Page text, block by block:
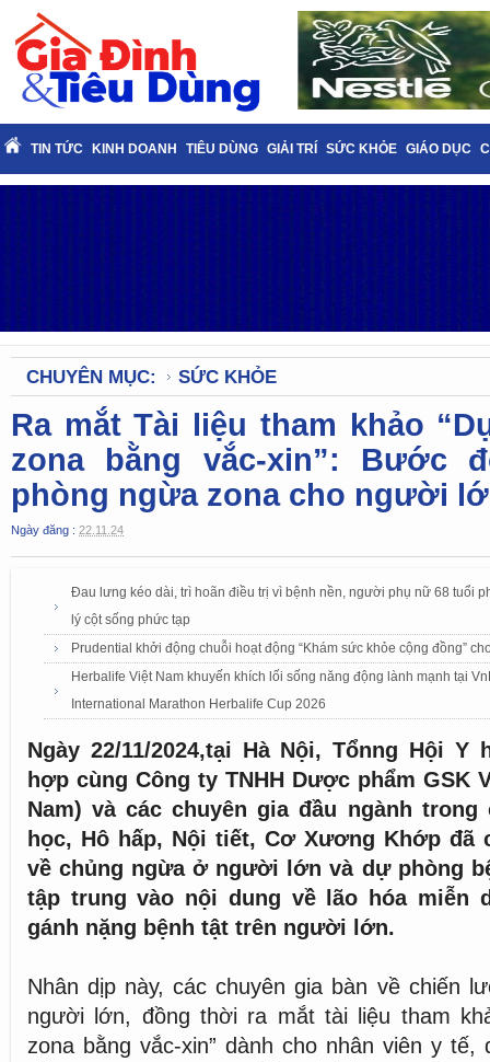
TIN TỨC KINH DOANH TIÊU DÙNG GIẢI TRÍ SỨC KHỎE GIÁO DỤC
CHUYÊN MỤC: SỨC KHỎE
Ra mắt Tài liệu tham khảo
zona bằng vắc-xin”: Bước
phòng ngừa zona cho người
Ngày đăng : 22.11.24
Đau lưng kéo dài, trì hoãn điều trị vì bệnh nền, người phụ nữ 68 tuổi
lý cột sống phức tạp
Prudential khởi động chuỗi hoạt động “Khám sức khỏe cộng đồng”
Herbalife Việt Nam khuyến khích lối sống năng động lành mạnh tại
International Marathon Herbalife Cup 2026
Ngày 22/11/2024,tại Hà Nội, Tổnng Hội Y
hợp cùng Công ty TNHH Dược phẩm GSK
Nam) và các chuyên gia đầu ngành
học, Hô hấp, Nội tiết, Cơ Xương Khớp đã
về chủng ngừa ở người lớn và dự phòng
tập trung vào nội dung về lão hóa miễn
gánh nặng bệnh tật trên người lớn.
Nhân dịp này, các chuyên gia bàn về chiến
người lớn, đồng thời ra mắt tài liệu tham
zona bằng vắc-xin” dành cho nhân viên y